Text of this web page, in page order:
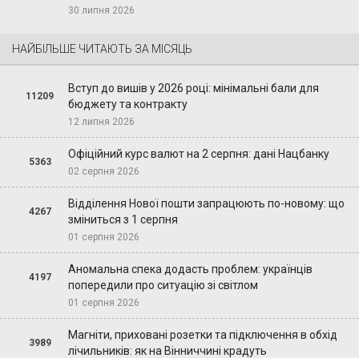
30 липня 2026
НАЙБІЛЬШЕ ЧИТАЮТЬ ЗА МІСЯЦЬ
11209
Вступ до вишів у 2026 році: мінімальні бали для
бюджету та контракту
12 липня 2026
5363
Офіційний курс валют на 2 серпня: дані Нацбанку
02 серпня 2026
4267
Відділення Нової пошти запрацюють по-новому: що
зміниться з 1 серпня
01 серпня 2026
4197
Аномальна спека додасть проблем: українців
попередили про ситуацію зі світлом
01 серпня 2026
3989
Магніти, приховані розетки та підключення в обхід
лічильників: як на Вінниччині крадуть